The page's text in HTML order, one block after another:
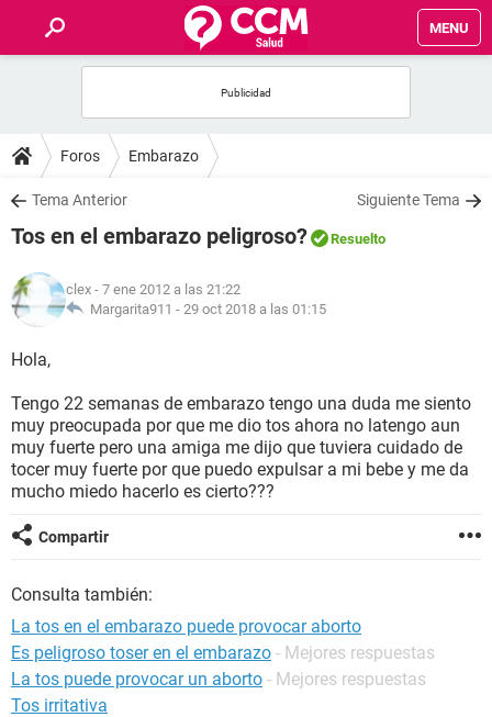
MENU
FOROS
SALUD
NUTRICIÓN
BIENESTAR
SEXUALIDAD
GLOSARIO
Foros Embarazo
Tema Anterior Siguiente Tema
Tos en el embarazo peligroso? Resuelto
clex - 7 ene 2012 a las 21:22
Margarita911 - 29 oct 2018 a las 01:15
Hola,
Tengo 22 semanas de embarazo tengo una duda me siento
muy preocupada por que me dio tos ahora no latengo aun
muy fuerte pero una amiga me dijo que tuviera cuidado de
tocer muy fuerte por que puedo expulsar a mi bebe y me da
mucho miedo hacerlo es cierto???
Compartir
Consulta también:
La tos en el embarazo puede provocar aborto
Es peligroso toser en el embarazo - Mejores respuestas
La tos puede provocar un aborto - Mejores respuestas
Tos irritativa